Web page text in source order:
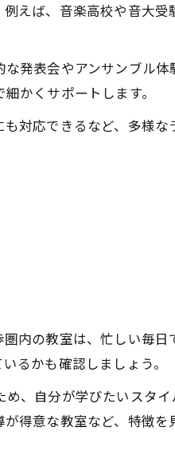
えば、音楽高校や音大受
発表会やアンサンブル体
かくサポートします。
対応できるなど、多様な
内の教室は、忙しい毎日
るかも確認しましょう。
、自分が学びたいスタ
得意な教室など、特徴を